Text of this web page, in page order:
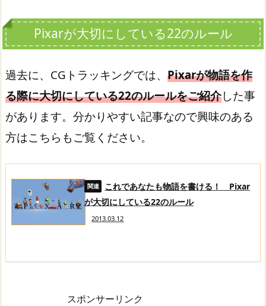
Pixarが大切にしている22のルール
過去に、CGトラッキングでは、 Pixarが物語を作
る際に大切にしている22のルールをご紹介した事
があります。分かりやすい記事なので興味のある
方はこちらもご覧ください。
これであなたも物語を書ける！ Pixar
が大切にしている22のルール
2013.03.12
スポンサーリンク